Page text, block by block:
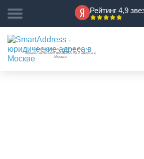
Рейтинг 4,9
Аренда офисов, рабочих мест, с
предоставлением юридического адреса в
Москве